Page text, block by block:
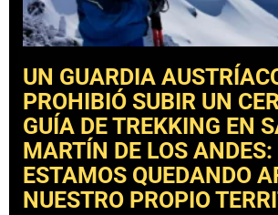
UN GUARDIA
PROHIBIÓ SUBIR UN
GUÍA DE TREKKING EN
MARTÍN DE LOS ANDES:
ESTAMOS QUEDANDO
NUESTRO PROPIO